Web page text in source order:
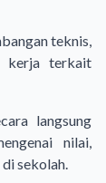
teknis,
kerja terkait
langsung
nilai,
sekolah.